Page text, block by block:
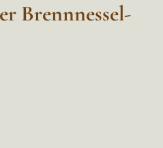
Brennnessel-